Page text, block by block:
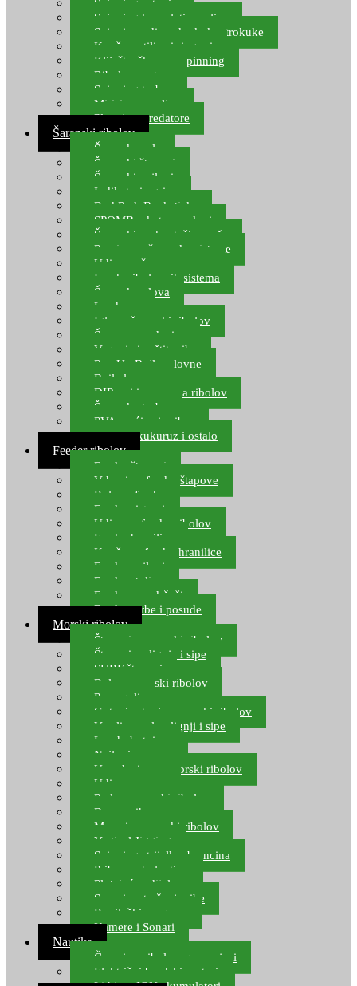
Spinning setovi
Spinning kompleti varalica
Spinning udice, dvokuke, trokuke
Kopče, vrtilice i ringovi
Kliješta, škare za spinning
Ribolov pastrve
Spinning torbe
Mirisi za varalice
Plovci za predatore
Šaranski ribolov
Šaranske role
Šaranski štapovi
Šaranski najloni
Indikatori ugriza
Rod Pod, Banksticks
SPOMB rakete, markeri
Šaranski podmetači, mreže
Pernice za šaranske sisteme
Udice za šarana, amura
Izrada ribolovnih sistema
Šaranska olova
Leadcore
Igle za šaranski ribolov
Špage, upredenice
Vaganje i zaštita ribe
Pop Up Boile – lovne
Boile lovne
DIP-ovi i arome za ribolov
Šaranske torbe
PVA vrećice i pribor
Umjetni kukuruz i ostalo
Feeder ribolov
Feeder štapovi
Vrhovi za feeder štapove
Role za feeder
Feeder sistemi
Udice za feeder ribolov
Feeder hranilice
Kopče za feeder hranilice
Feeder najloni
Feeder stolice
Feeder arm držači
Feeder torbe i posude
Morski ribolov
Štapovi za morski ribolov
Štapovi za lignje i sipe
SURF štapovi
Role za morski ribolov
Parangali
Gotovi setovi za morski ribolov
Varalice za lov lignji i sipe
Lov hobotnice
Najloni za more
Upredenice za morski ribolov
Udice za more
Perle za morski ribolov
Brum prihrana za more
Mamci za morski ribolov
Vertical Jigging
Spinning strijelke, brancina
Pribor za bolentino
Plutajuća odijela
Sonari za traženje ribe
Ronilački program
Kamere i Sonari
Nautika
Čamci za ribolov, gumenjaci
Električni brodski motori